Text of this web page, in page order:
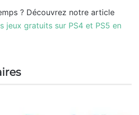
? Découvrez notre article
jeux gratuits sur PS4 et PS5 en